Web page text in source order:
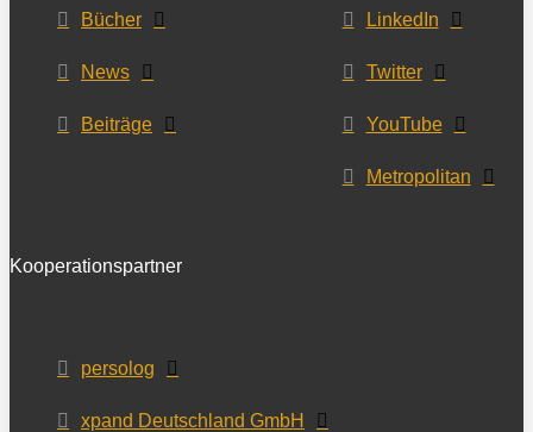
Bücher
News
Beiträge
LinkedIn
Twitter
YouTube
Metropolitan
Kooperationspartner
persolog
xpand Deutschland GmbH